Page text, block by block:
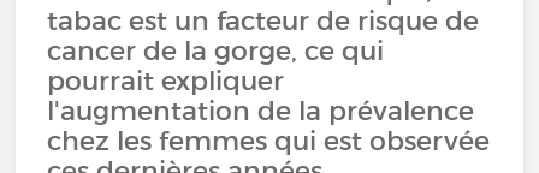
tabac est un facteur de risque de
cancer de la gorge, ce qui
pourrait expliquer
l'augmentation de la prévalence
chez les femmes qui est observée